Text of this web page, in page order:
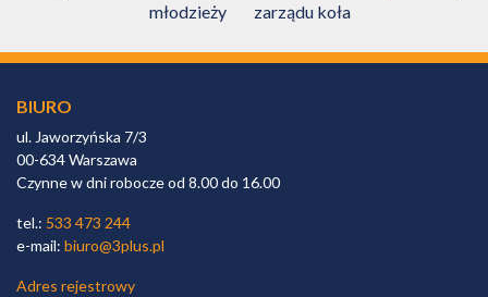
młodzieży
zarządu koła
BIURO
ul. Jaworzyńska 7/3
00-634 Warszawa
Czynne w dni robocze od 8.00 do 16.00
tel.: 533 473 244
e-mail: biuro@3plus.pl
Adres rejestrowy